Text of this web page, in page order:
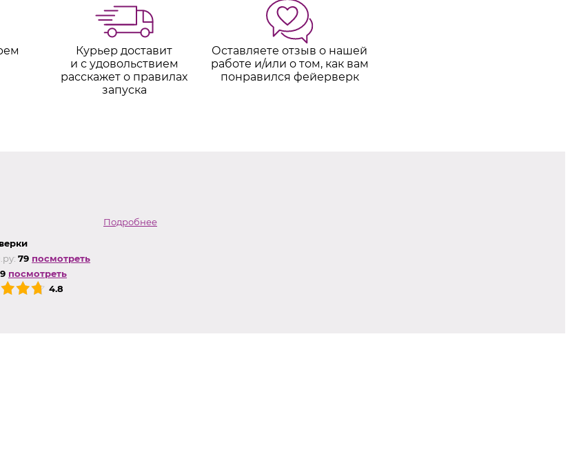
Курьер доставит
и с удовольствием
расскажет о правилах
запуска
Оставляете отзыв о нашей
работе и/или о том, как вам
понравился фейерверк
79 посмотреть
9 посмотреть
4.8
Подробнее